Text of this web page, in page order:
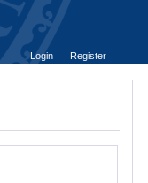
Login
Register